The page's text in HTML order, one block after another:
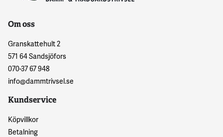
Om oss
Granskattehult 2
571 64 Sandsjöfors
070-37 67 948
info@dammtrivsel.se
Kundservice
Köpvillkor
Betalning